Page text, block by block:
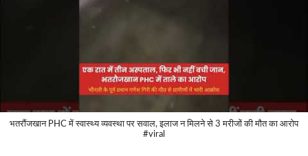
भतरौंजखान PHC में स्वास्थ्य व्यवस्था पर सवाल, इलाज न मिलने से 3 मरीजों की मौत का आरोप
#viral